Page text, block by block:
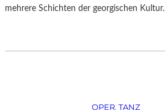
mehrere Schichten der georgischen Kultur.
OPER, TANZ